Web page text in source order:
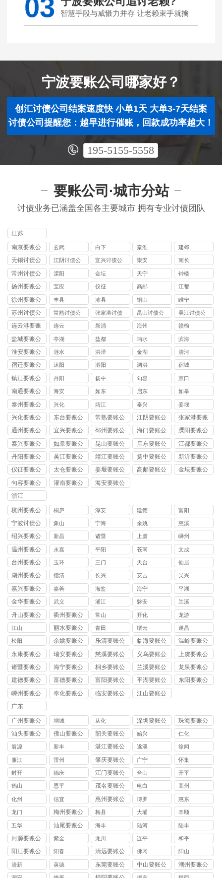
03 智慧手段与威慑力并存 让老赖束手就擒
宁波要账公司哪家好？
创汇讨债公司结案速度快 小单1天 大单3-7天结案
讨债公司提醒您：越早进行催账，回款成功率越大！
195-5155-5558
要账公司·城市分站
讨债业务已涵盖全国各主要城市 拥有专业讨债团队
江苏
南京要账公
司
玄武 白下 秦淮 建邺
无锡讨债公
司
江阴讨债公
司
宜兴讨债公
司
崇安 南长
常州讨债公
司
溧阳 金坛 天宁 钟楼
扬州要账公
司
宝应 仪征 高邮 江都
徐州要账公
司
丰县 沛县 铜山 睢宁
苏州讨债公
司
常熟讨债公
司
张家港讨债
公司
昆山讨债公
司
吴江讨债公
司
连云港要账
公司
连云 新浦 海州 赣榆
盐城要账公
司
亭湖 盐都 响水 滨海
淮安要账公
司
涟水 洪泽 金湖 清河
宿迁要账公
司
沭阳 泗阳 泗洪 宿城
镇江要账公
司
丹阳 扬中 句容 京口
南通要账公
司
海安 如东 启东 如皋
泰州要账公
司
兴化 靖江 泰兴 姜堰
兴化要账公
司
东台要账公
司
常熟要账公
司
江阴要账公
司
张家港要账
公司
通州要账公
司
宜兴要账公
司
邳州要账公
司
海门要账公
司
溧阳要账公
司
泰兴要账公
司
如皋要账公
司
昆山要账公
司
启东要账公
司
江都要账公
司
丹阳要账公
司
吴江要账公
司
靖江要账公
司
扬中要账公
司
新沂要账公
司
仪征要账公
司
太仓要账公
司
姜堰要账公
司
高邮要账公
金坛要账公
句容要账公
司
灌南要账公
海安要账公
浙江
杭州要账公
司
桐庐 淳安 建德 富阳
宁波讨债公
司
象山 宁海 余姚 慈溪
绍兴要账公
司
新昌 诸暨 上虞 嵊州
温州要账公
司
永嘉 平阳 苍南 文成
台州要账公
司
玉环 三门 天台 仙居
湖州要账公
司
德清 长兴 安吉 吴兴
嘉兴要账公
司
嘉善 海盐 海宁 平湖
金华要账公
司
武义 浦江 磐安 兰溪
舟山要账公
司
衢州要账公
司
常山 开化 龙游
江山
丽水要账公
司
青田 缙云 遂昌
松阳
余姚要账公
司
乐清要账公
司
临海要账公
司
温岭要账公
司
永康要账公
司
瑞安要账公
司
慈溪要账公
司
义乌要账公
司
上虞要账公
司
诸暨要账公
司
海宁要账公
司
桐乡要账公
司
兰溪要账公
司
龙泉要账公
司
建德要账公
司
富德要账公
司
富阳要账公
司
平湖要账公
司
东阳要账公
嵊州要账公
司
奉化要账公
临安要账公
江山要账公
广东
广州要账公
司
增城 从化
深圳要账公
司
珠海要账公
司
汕头要账公
司
佛山要账公
司
韶关要账公
司
始兴 仁化
翁源 新丰
湛江要账公
司
遂溪 徐闻
廉江 雷州
肇庆要账公
司
广宁 怀集
封开 德庆
江门要账公
司
台山 开平
鹤山 恩平
茂名要账公
司
电白 高州
化州 信宜
惠州要账公
司
博罗 惠东
龙门
梅州要账公
司
梅县 大埔 丰顺
五华
汕尾要账公
司
海丰 陆河 陆丰
河源要账公
司
紫金 龙川 连平 和平
阳江要账公
司
阳春
清远要账公
司
佛冈 阳山
清新 英德
东莞要账公
司
中山要账公
司
潮州要账公
司